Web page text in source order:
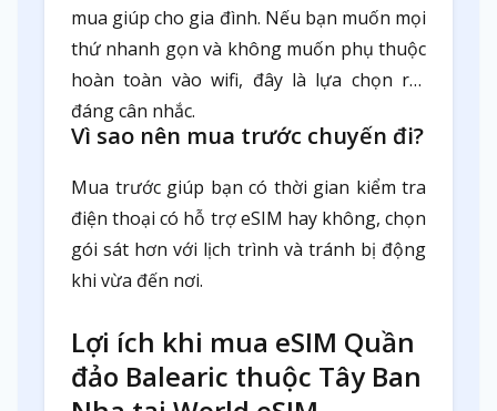
mua giúp cho gia đình. Nếu bạn muốn mọi
thứ nhanh gọn và không muốn phụ thuộc
hoàn toàn vào wifi, đây là lựa chọn rất
đáng cân nhắc.
Vì sao nên mua trước chuyến đi?
Mua trước giúp bạn có thời gian kiểm tra
điện thoại có hỗ trợ eSIM hay không, chọn
gói sát hơn với lịch trình và tránh bị động
khi vừa đến nơi.
Lợi ích khi mua eSIM Quần
đảo Balearic thuộc Tây Ban